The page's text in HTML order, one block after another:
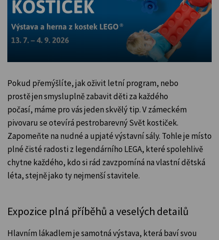
Pokud přemýšlíte, jak oživit letní program, nebo
prostě jen smysluplně zabavit děti za každého
počasí, máme pro vás jeden skvělý tip. V zámeckém
pivovaru se otevírá pestrobarevný Svět kostiček.
Zapomeňte na nudné a upjaté výstavní sály. Tohle je místo
plné čisté radosti z legendárního LEGA, které spolehlivě
chytne každého, kdo si rád zavzpomíná na vlastní dětská
léta, stejně jako ty nejmenší stavitele.
Expozice plná příběhů a veselých detailů
Hlavním lákadlem je samotná výstava, která baví svou